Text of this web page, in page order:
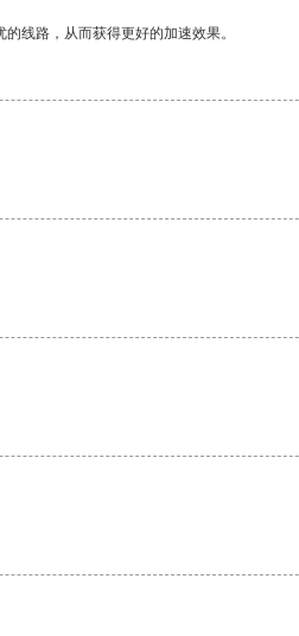
线路，从而获得更好的加速效果。